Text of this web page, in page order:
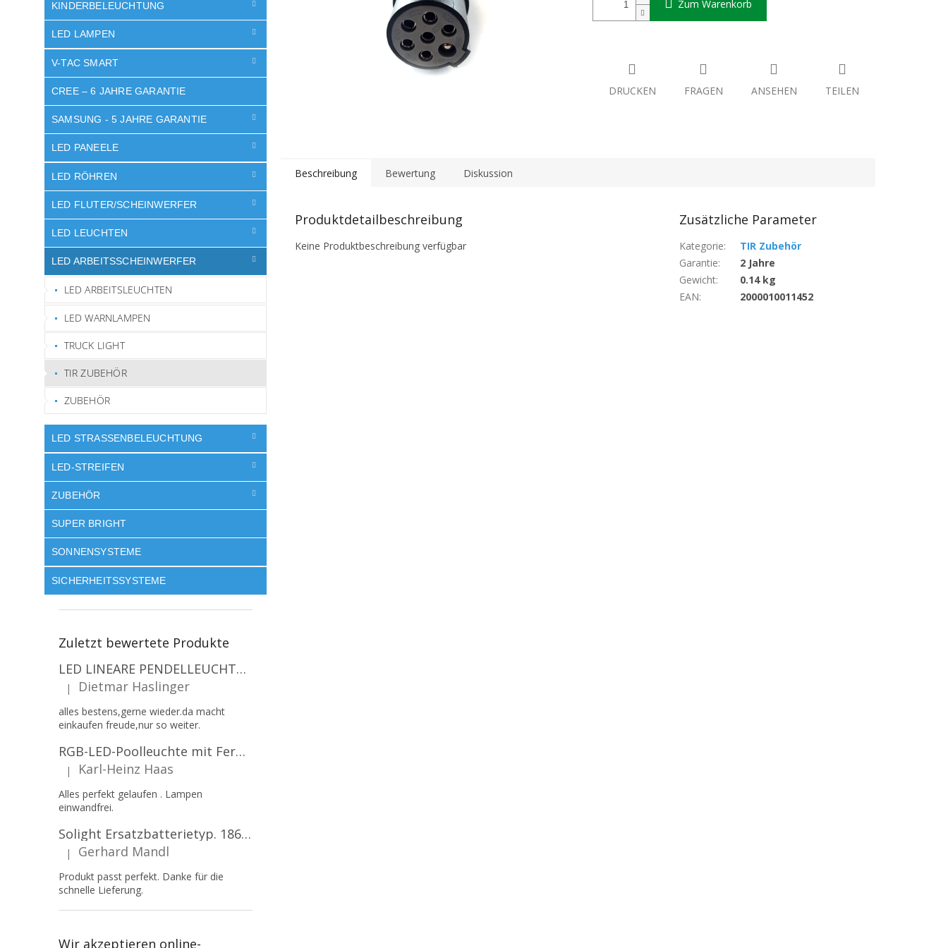
KINDERBELEUCHTUNG
LED LAMPEN
V-TAC SMART
CREE – 6 JAHRE GARANTIE
SAMSUNG - 5 JAHRE GARANTIE
LED PANEELE
LED RÖHREN
LED FLUTER/SCHEINWERFER
LED LEUCHTEN
LED ARBEITSSCHEINWERFER
LED ARBEITSLEUCHTEN
LED WARNLAMPEN
TRUCK LIGHT
TIR ZUBEHÖR
ZUBEHÖR
LED STRASSENBELEUCHTUNG
LED-STREIFEN
ZUBEHÖR
SUPER BRIGHT
SONNENSYSTEME
SICHERHEITSSYSTEME
Zuletzt bewertete Produkte
LED LINEARE PENDELLEUCHTE EXECULINE 120CM, 30W, 3750LM, 96°, 4000K, IP20, WEISS [207806]
Die Produktbewertung beträgt 5 von 5 Sternen.
| Dietmar Haslinger
alles bestens,gerne wieder.da macht
einkaufen freude,nur so weiter.
RGB-LED-Poolleuchte mit Fernbedienung, 12W, 1260lm, PAR56, 12V, 1+1 gratis!
Die Produktbewertung beträgt 5 von 5 Sternen.
| Karl-Heinz Haas
Alles perfekt gelaufen . Lampen
einwandfrei.
Solight Ersatzbatterietyp. 18650, 3,7 V, Li-Ion, 2200 mAh [WN900]
Die Produktbewertung beträgt 5 von 5 Sternen.
| Gerhard Mandl
Produkt passt perfekt. Danke für die
schnelle Lieferung.
Wir akzeptieren online-
Zum Warenkorb
DRUCKEN FRAGEN ANSEHEN TEILEN
Beschreibung Bewertung Diskussion
Produktdetailbeschreibung
Keine Produktbeschreibung verfügbar
Zusätzliche Parameter
Kategorie:
TIR Zubehör
Garantie:
2 Jahre
Gewicht:
0.14 kg
EAN: 2000010011452